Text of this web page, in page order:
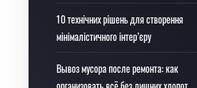
10 технічних рішень для створення
мінімалістичного інтер’єру
Вывоз мусора после ремонта: как